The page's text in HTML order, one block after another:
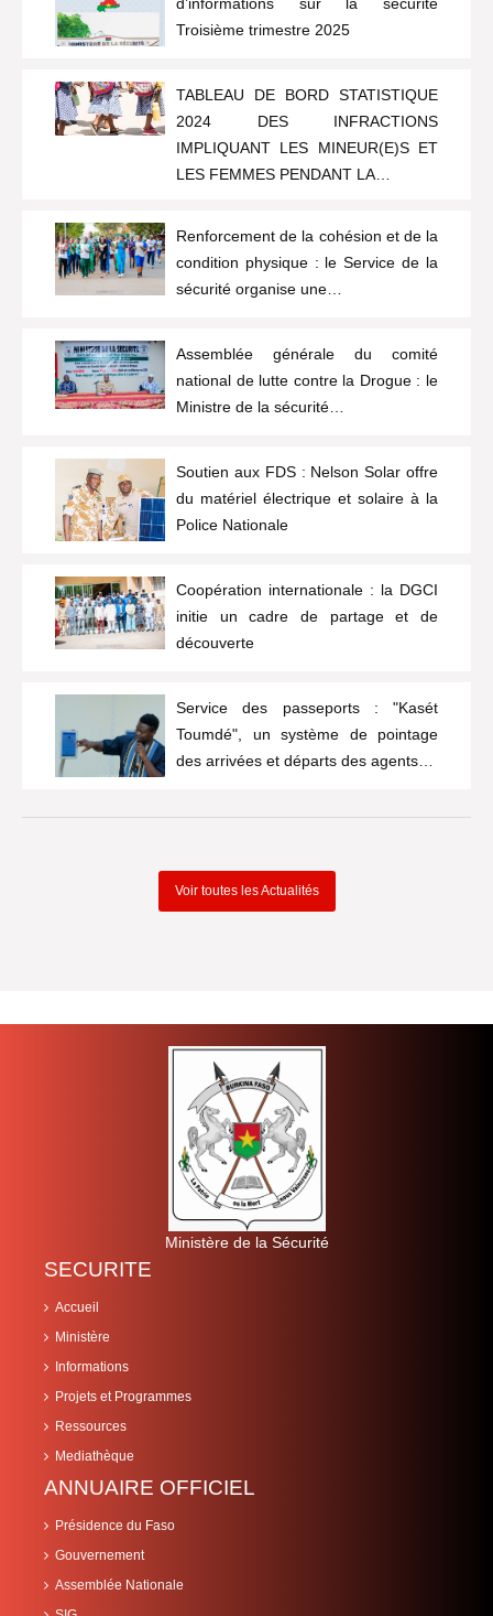
Troisième trimestre 2025
TABLEAU DE BORD STATISTIQUE
2024 DES INFRACTIONS
IMPLIQUANT LES MINEUR(E)S ET
LES FEMMES PENDANT LA…
Renforcement de la cohésion et de la
condition physique : le Service de la
sécurité organise une…
Assemblée générale du comité
national de lutte contre la Drogue : le
Ministre de la sécurité…
Soutien aux FDS : Nelson Solar offre
du matériel électrique et solaire à la
Police Nationale
Coopération internationale : la DGCI
initie un cadre de partage et de
découverte
Service des passeports : "Kasét
Toumdé", un système de pointage
des arrivées et départs des agents…
Voir toutes les Actualités
Ministère de la Sécurité
SECURITE
Accueil
Ministère
Informations
Projets et Programmes
Ressources
Mediathèque
ANNUAIRE OFFICIEL
Présidence du Faso
Gouvernement
Assemblée Nationale